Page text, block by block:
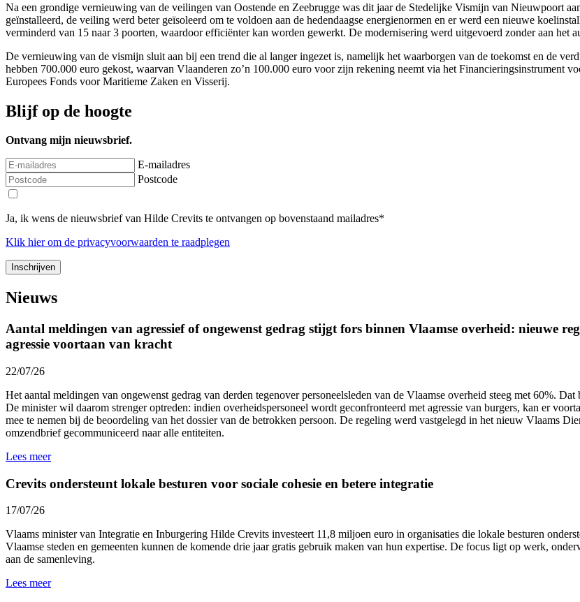
Na een grondige vernieuwing van de veilingen van Oostende en Zeebrugge was dit jaar de Stedelijke Vismijn van Nieuwpoort
geïnstalleerd, de veiling werd beter geïsoleerd om te voldoen aan de hedendaagse energienormen en er werd een nieuwe
verminderd van 15 naar 3 poorten, waardoor efficiënter kan worden gewerkt. De modernisering werd uitgevoerd zonder aan het
De vernieuwing van de vismijn sluit aan bij een trend die al langer ingezet is, namelijk het waarborgen van de toekomst en de
hebben 700.000 euro gekost, waarvan Vlaanderen zo’n 100.000 euro voor zijn rekening neemt via het Financieringsinstrument
Europees Fonds voor Maritieme Zaken en Visserij.
Blijf op de hoogte
Ontvang mijn nieuwsbrief.
E-mailadres
Postcode
Ja, ik wens de nieuwsbrief van Hilde Crevits te ontvangen op bovenstaand mailadres*
Klik hierom de privacyvoorwaarden te raadplegen
Nieuws
Aantal meldingen van agressief of ongewenst gedrag stijgt fors binnen Vlaamse overheid: nieuwe
agressie voortaan van kracht
22/07/26
Het aantal meldingen van ongewenst gedrag van derden tegenover personeelsleden van de Vlaamse overheid steeg met 60%. Dat
De minister wil daarom strenger optreden: indien overheidspersoneel wordt geconfronteerd met agressie van burgers, kan er
mee te nemen bij de beoordeling van het dossier van de betrokken persoon. De regeling werd vastgelegd in het nieuw Vlaams
omzendbrief gecommuniceerd naar alle entiteiten.
Lees meer
Crevits ondersteunt lokale besturen voor sociale cohesie en betere integratie
17/07/26
Vlaams minister van Integratie en Inburgering Hilde Crevits investeert 11,8 miljoen euro in organisaties die lokale besturen
Vlaamse steden en gemeenten kunnen de komende drie jaar gratis gebruik maken van hun expertise. De focus ligt op werk,
aan de samenleving.
Lees meer